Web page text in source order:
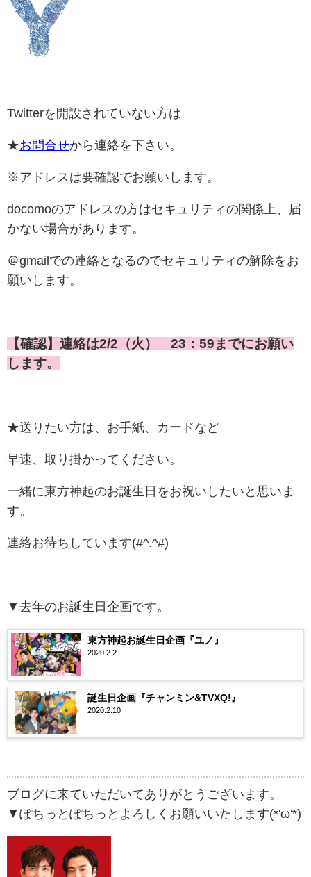
Twitterを開設されていない方は
★お問合せから連絡を下さい。
※アドレスは要確認でお願いします。
docomoのアドレスの方はセキュリティの関係上、届
かない場合があります。
＠gmailでの連絡となるのでセキュリティの解除をお
願いします。
【確認】 連絡は2/2（火） 23：59までにお願い
します。
★送りたい方は、お手紙、カードなど
早速、取り掛かってください。
一緒に東方神起のお誕生日をお祝いしたいと思いま
す。
連絡お待ちしています(#^.^#)
▼去年のお誕生日企画です。
東方神起お誕生日企画『ユノ』
2020.2.2
誕生日企画『チャンミン&TVXQ!』
2020.2.10
ブログに来ていただいてありがとうございます。
▼ぽちっとぽちっとよろしくお願いいたします(*'ω'*)